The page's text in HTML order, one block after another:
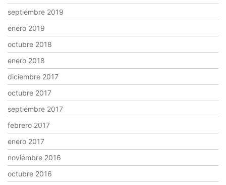
septiembre 2019
enero 2019
octubre 2018
enero 2018
diciembre 2017
octubre 2017
septiembre 2017
febrero 2017
enero 2017
noviembre 2016
octubre 2016